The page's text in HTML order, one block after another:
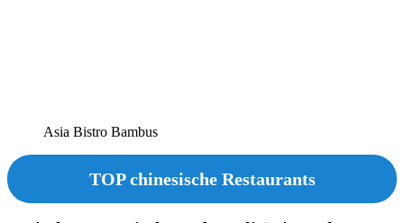
Asia Bistro Bambus
TOP chinesische Restaurants